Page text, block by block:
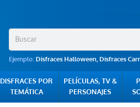
Ejemplo: Disfraces Halloween, Disfraces
DISFRACES POR
TEMÁTICA
PELÍCULAS, TV &
PERSONAJES